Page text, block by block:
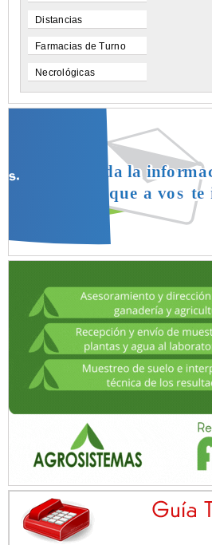
Distancias
Farmacias de Turno
Necrológicas